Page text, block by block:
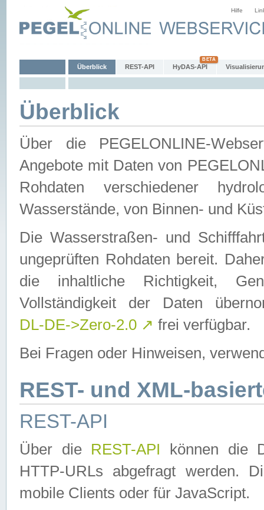
Hilfe
Überblick REST-API HyDAS-API
Überblick
Über die PEGELONLINE-
Angebote mit Daten von
Rohdaten verschiedener
Wasserstände, von Binnen- und
Die Wasserstraßen- und
ungeprüften Rohdaten bereit.
die inhaltliche Richtigkeit,
Vollständigkeit der Daten
DL-DE->Zero-2.0 ↗ frei verfügbar.
Bei Fragen oder Hinweisen,
REST- und XML-
REST-API
Über die REST-API können die
HTTP-URLs abgefragt werden.
mobile Clients oder für JavaScript.